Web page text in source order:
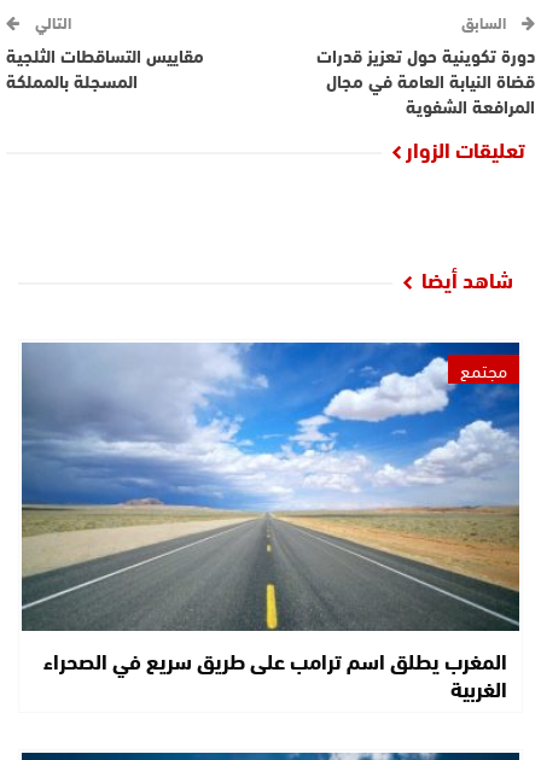
السابق
دورة تكوينية حول تعزيز قدرات
قضاة النيابة العامة في مجال
المرافعة الشفوية
التالي
مقاييس التساقطات الثلجية
المسجلة بالمملكة
تعليقات الزوار
شاهد أيضا
مجتمع
المغرب يطلق اسم ترامب على طريق سريع في الصحراء
الغربية